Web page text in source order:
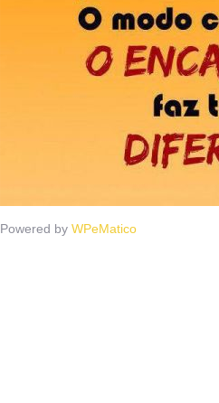
Powered byWPeMatico